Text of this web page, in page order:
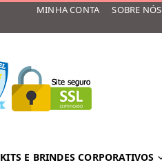
MINHA CONTA SOBRE NÓS
KITS E BRINDES CORPORATIVOS